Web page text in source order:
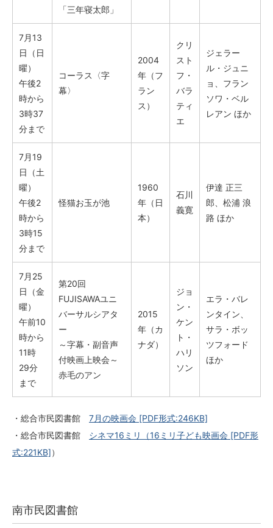
「三年寝太郎」
7月13
日（日
曜）
午後2
時から
3時37
分まで
コーラス〈字
幕〉
2004
年（フ
ラン
ス）
クリ
スト
フ・
バラ
ティ
エ
ジェラー
ル・ジュニ
ョ、フラン
ソワ・ベル
レアン ほか
7月19
日（土
曜）
午後2
時から
3時15
分まで
怪猫お玉が池
1960
年（日
本）
石川
義寛
伊達 正三
郎、松浦 浪
路 ほか
7月25
日（金
曜）
午前10
時から
11時
29分
まで
第20回
FUJISAWAユニ
バーサルシアタ
ー
～字幕・副音声
付映画上映会～
赤毛のアン
2015
年（カ
ナダ）
ジョ
ン・
ケン
ト・
ハリ
ソン
エラ・バレ
ンタイン、
サラ・ボッ
ツフォード
ほか
・総合市民図書館 7月の映画会 [PDF形式:246KB]
・総合市民図書館 シネマ16ミリ（16ミリ子ども映画会 [PDF形
式:221KB]）
南市民図書館